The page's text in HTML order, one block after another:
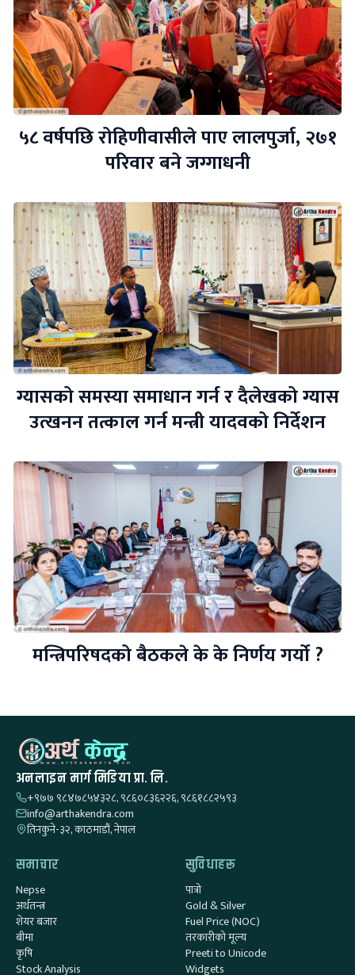
५८ वर्षपछि रोहिणीवासीले पाए लालपुर्जा, २७१
परिवार बने जग्गाधनी
ग्यासको समस्या समाधान गर्न र दैलेखको ग्यास
उत्खनन तत्काल गर्न मन्त्री यादवको निर्देशन
मन्त्रिपरिषदको बैठकले के के निर्णय गर्यो ?
अनलाइन मार्ग मिडिया प्रा. लि.
+९७७ ९८४७८५४३२८, ९८६०८३६२२६, ९८६१८८२५९३
info@arthakendra.com
तिनकुने-३२, काठमाडौं, नेपाल
समाचार
Nepse
अर्थतन्त्र
शेयर बजार
बीमा
कृषि
Stock Analysis
सुविधाहरू
पात्रो
Gold & Silver
Fuel Price (NOC)
तरकारीको मूल्य
Preeti to Unicode
Widgets